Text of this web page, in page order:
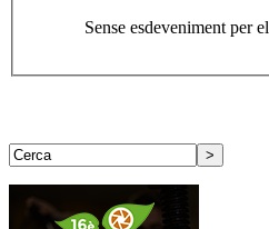
Sense esdeveniment per el